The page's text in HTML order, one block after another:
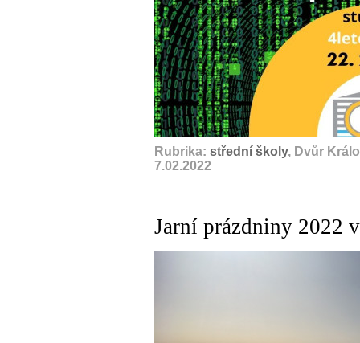
Rubrika: střední školy, Dvůr
7.02.2022
Jarní prázdniny 2022